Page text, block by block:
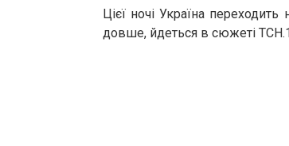
Цієї ночі Україна
довше, йдеться в сюжеті